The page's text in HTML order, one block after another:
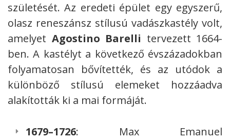
születését. Az eredeti épület egy egyszerű,
olasz reneszánsz stílusú vadászkastély volt,
amelyet Agostino Barelli tervezett 1664-
ben. A kastélyt a következő évszázadokban
folyamatosan bővítették, és az utódok a
különböző stílusú elemeket hozzáadva
alakították ki a mai formáját.
1679–1726: Max Emanuel